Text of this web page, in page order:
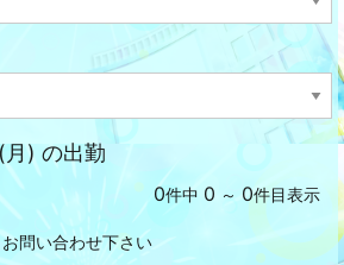
) の出勤
0件中 0 ～ 0件目表示
お問い合わせ下さい